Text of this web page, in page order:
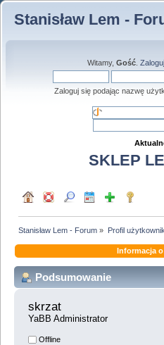
Stanisław Lem -
Witamy, Gość.
Zaloguj się podając nazwę
SKLEP
Stanisław Lem - Forum » Profil
Informacja
Podsumowanie
skrzat
YaBB Administrator
Offline